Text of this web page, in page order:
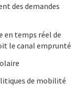
des demandes
en temps réel de
le canal emprunté
de mobilité